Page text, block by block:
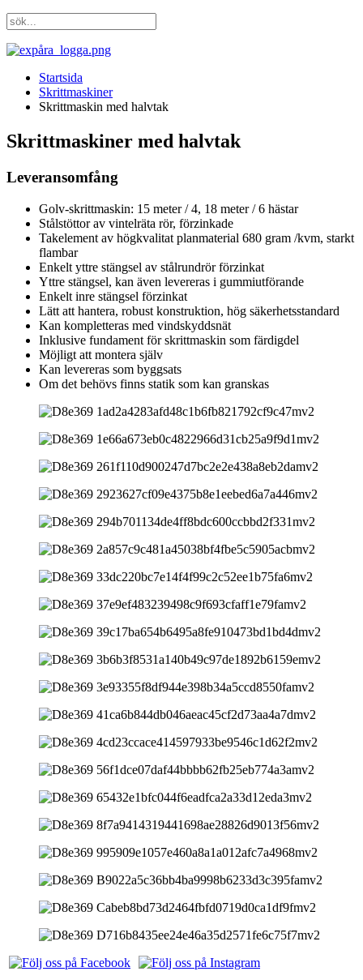
Startsida
Skrittmaskiner
Skrittmaskin med halvtak
Skrittmaskiner med halvtak
Leveransomfång
Golv-skrittmaskin: 15 meter / 4, 18 meter / 6 hästar
Stålstöttor av vintelräta rör, förzinkade
Takelement av högkvalitat planmaterial 680 gram /kvm, starkt
flambar
Enkelt yttre stängsel av stålrundrör förzinkat
Yttre stängsel, kan även levereras i gummiutförande
Enkelt inre stängsel förzinkat
Lätt att hantera, robust konstruktion, hög säkerhetsstandard
Kan kompletteras med vindskyddsnät
Inklusive fundament för skrittmaskin som färdigdel
Möjligt att montera själv
Kan levereras som byggsats
Om det behövs finns statik som kan granskas